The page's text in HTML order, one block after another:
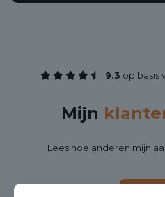
9.3 op basis
Mijn
Lees hoe anderen mijn